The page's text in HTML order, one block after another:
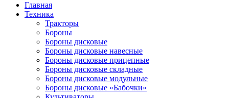
Главная
Техника
Тракторы
Бороны
Бороны дисковые
Бороны дисковые навесные
Бороны дисковые прицепные
Бороны дисковые складные
Бороны дисковые модульные
Бороны дисковые «Бабочки»